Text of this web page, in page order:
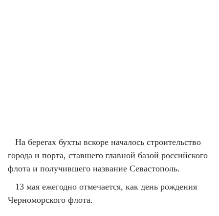
На берегах бухты вскоре началось строительство
города и порта, ставшего главной базой российского
флота и получившего название Севастополь.
13 мая ежегодно отмечается, как день рождения
Черноморского флота.